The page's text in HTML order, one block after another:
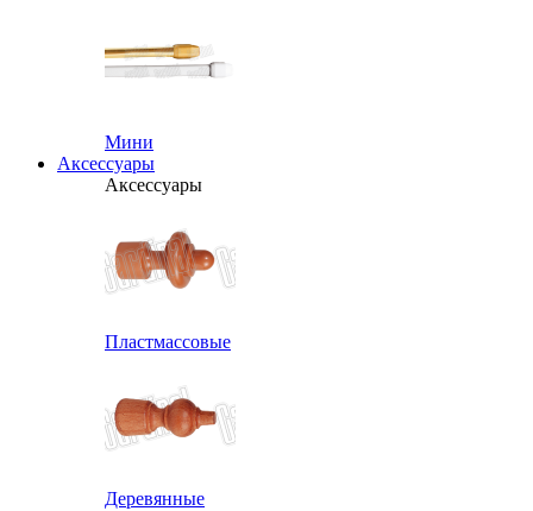
Мини
Аксессуары
Аксессуары
Пластмассовые
Деревянные